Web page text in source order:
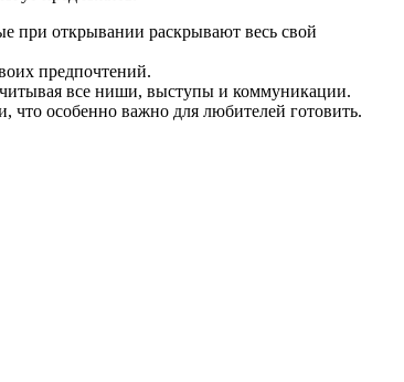
при открывании раскрывают весь свой
предпочтений.
все ниши, выступы и коммуникации.
что особенно важно для любителей готовить.